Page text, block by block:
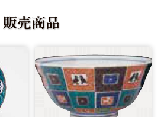
販売商品